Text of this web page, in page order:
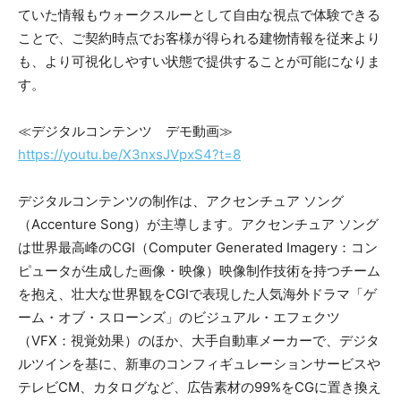
ていた情報もウォークスルーとして自由な視点で体験できる
ことで、ご契約時点でお客様が得られる建物情報を従来より
も、より可視化しやすい状態で提供することが可能になりま
す。
≪デジタルコンテンツ デモ動画≫
https://youtu.be/X3nxsJVpxS4?t=8
デジタルコンテンツの制作は、アクセンチュア ソング
（Accenture Song）が主導します。アクセンチュア ソング
は世界最高峰のCGI（Computer Generated Imagery：コン
ピュータが生成した画像・映像）映像制作技術を持つチーム
を抱え、壮大な世界観をCGIで表現した人気海外ドラマ「ゲ
ーム・オブ・スローンズ」のビジュアル・エフェクツ
（VFX：視覚効果）のほか、大手自動車メーカーで、デジタ
ルツインを基に、新車のコンフィギュレーションサービスや
テレビCM、カタログなど、広告素材の99%をCGに置き換え